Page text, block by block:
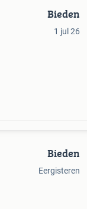
Bieden
1 jul 26
Bieden
Eergisteren